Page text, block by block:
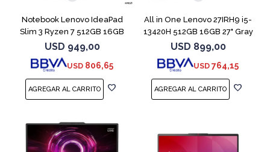
Notebook Lenovo IdeaPad
Slim 3 Ryzen 7 512GB 16GB
15.3 Touch
USD 949,00
USD 806,65
All in One Lenovo 27IRH9 i5-
13420H 512GB 16GB 27" Gray
USD 899,00
USD 764,15